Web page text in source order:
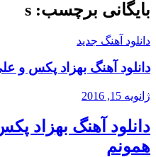
بایگانی برچسب: s
دانلود آهنگ جدید
دانلود آهنگ بهزاد پکس و
ژانویه 15, 2016
دانلود آهنگ بهزاد
همونم